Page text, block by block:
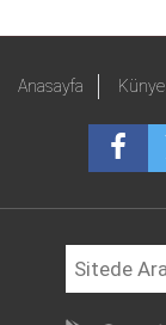
Anasayfa Künye